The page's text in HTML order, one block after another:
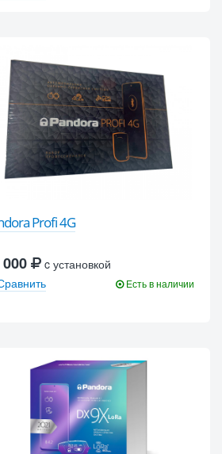
Profi 4G
c установкой
Есть в наличии